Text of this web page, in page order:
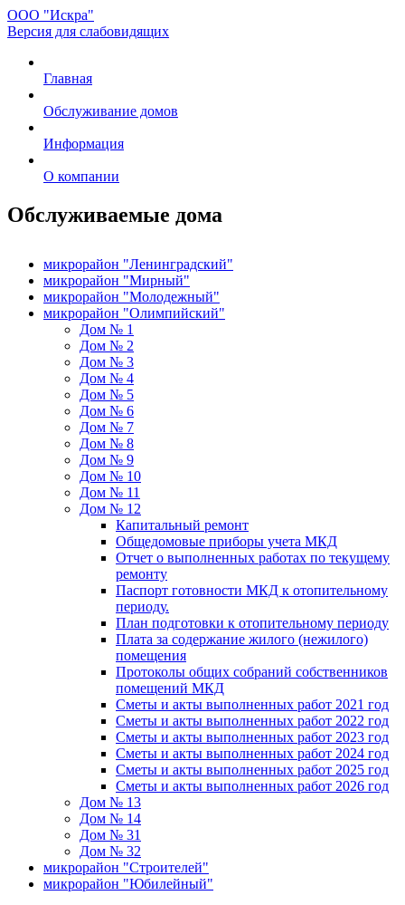
ООО "Искра"
Версия для слабовидящих
Главная
Обслуживание домов
Информация
О компании
Обслуживаемые дома
микрорайон "Ленинградский"
микрорайон "Мирный"
микрорайон "Молодежный"
микрорайон "Олимпийский"
Дом № 1
Дом № 2
Дом № 3
Дом № 4
Дом № 5
Дом № 6
Дом № 7
Дом № 8
Дом № 9
Дом № 10
Дом № 11
Дом № 12
Капитальный ремонт
Общедомовые приборы учета МКД
Отчет о выполненных работах по текущему
ремонту
Паспорт готовности МКД к отопительному
периоду.
План подготовки к отопительному периоду
Плата за содержание жилого (нежилого)
помещения
Протоколы общих собраний собственников
помещений МКД
Сметы и акты выполненных работ 2021 год
Сметы и акты выполненных работ 2022 год
Сметы и акты выполненных работ 2023 год
Сметы и акты выполненных работ 2024 год
Сметы и акты выполненных работ 2025 год
Сметы и акты выполненных работ 2026 год
Дом № 13
Дом № 14
Дом № 31
Дом № 32
микрорайон "Строителей"
микрорайон "Юбилейный"